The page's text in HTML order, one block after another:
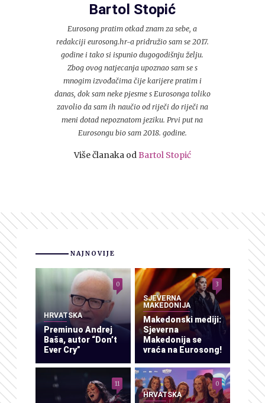
Bartol Stopić
Eurosong pratim otkad znam za sebe, a
redakciji eurosong.hr-a pridružio sam se 2017.
godine i tako si ispunio dugogodišnju želju.
Zbog ovog natjecanja upoznao sam se s
mnogim izvođačima čije karijere pratim i
danas, dok sam neke pjesme s Eurosonga toliko
zavolio da sam ih naučio od riječi do riječi na
meni dotad nepoznatom jeziku. Prvi put na
Eurosongu bio sam 2018. godine.
Više članaka odBartol Stopić
NAJNOVIJE
HRVATSKA
Preminuo Andrej
Baša, autor “Don’t
Ever Cry”
0
SJEVERNA
MAKEDONIJA
Makedonski mediji:
Sjeverna
Makedonija se
vraća na Eurosong!
3
11
HRVATSKA
0